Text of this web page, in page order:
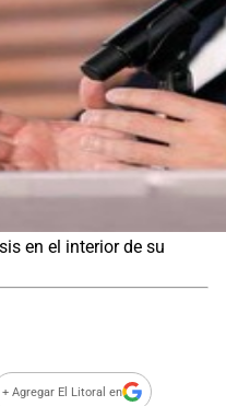
en el interior de su
+ Agregar El Litoral en